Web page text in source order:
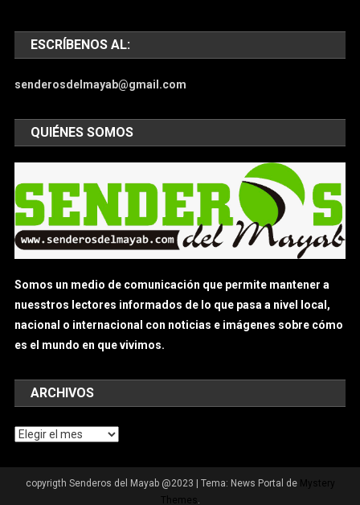
ESCRÍBENOS AL:
senderosdelmayab@gmail.com
QUIÉNES SOMOS
Somos un medio de comunicación que permite mantener a
nuesstros lectores informados de lo que pasa a nivel local,
nacional o internacional con noticias e imágenes sobre cómo
es el mundo en que vivimos.
ARCHIVOS
Archivos
copyrigth Senderos del Mayab @2023 Tema: News Portal de Mystery
Themes .